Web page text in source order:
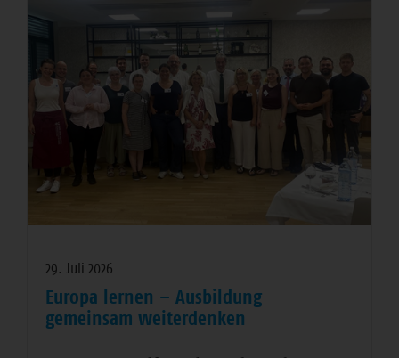
Europa lernen – Ausbildung
gemeinsam weiterdenken